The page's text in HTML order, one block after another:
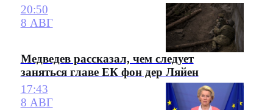
20:50
8 АВГ
Медведев рассказал, чем следует
заняться главе ЕК фон дер Ляйен
17:43
8 АВГ